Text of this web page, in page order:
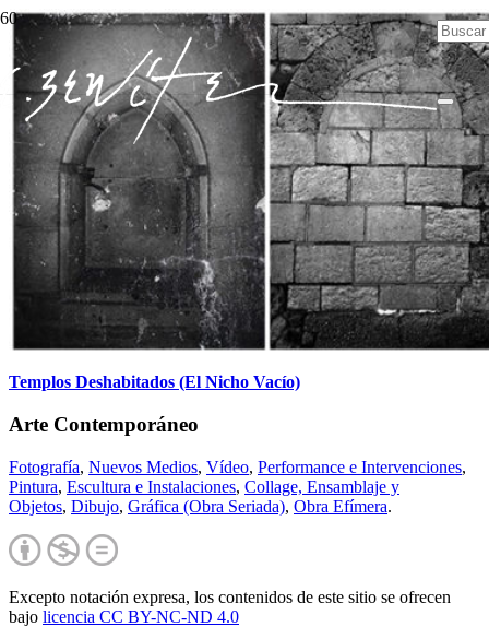
Templos Deshabitados (El Nicho Vacío)
Arte Contemporáneo
Fotografía, Nuevos Medios, Vídeo, Performance e Intervenciones,
Pintura, Escultura e Instalaciones, Collage, Ensamblaje y
Objetos, Dibujo, Gráfica (Obra Seriada), Obra Efímera.
Excepto notación expresa, los contenidos de este sitio se ofrecen
bajo licencia CC BY-NC-ND 4.0